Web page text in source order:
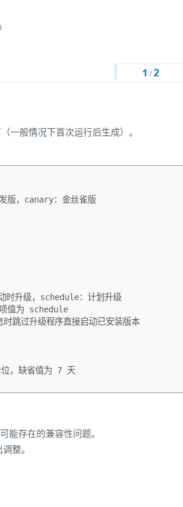
一般情况下首次运行后生成）。
版，canary：金丝雀版
时升级，schedule：计划升级
值为 schedule
跳过升级程序直接启动已安装版本
，缺省值为 7 天
能存在的兼容性问题。
整。